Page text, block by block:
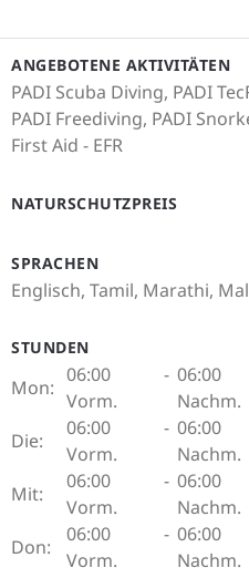
ANGEBOTENE AKTIVITÄTEN
PADI Scuba Diving, PADI
PADI Freediving, PADI
First Aid - EFR
NATURSCHUTZPREIS
SPRACHEN
Englisch, Tamil, Marathi,
STUNDEN
Mon:
06:00
Vorm.
- 06:00
Nachm.
Die:
06:00
Vorm.
- 06:00
Nachm.
Mit:
06:00
Vorm.
- 06:00
Nachm.
Don:
06:00
Vorm.
- 06:00
Nachm.